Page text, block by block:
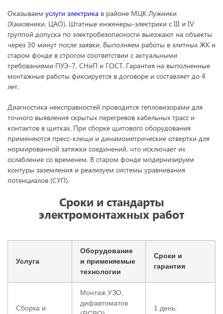
Оказываем услуги электрика в районе МЦК Лужники
(Хамовники, ЦАО). Штатные инженеры-электрики с III и IV
группой допуска по электробезопасности выезжают на объекты
через 30 минут после заявки. Выполняем работы в элитных ЖК и
старом фонде в строгом соответствии с актуальными
требованиями ПУЭ-7, СНиП и ГОСТ. Гарантия на выполненные
монтажные работы фиксируется в договоре и составляет до 4
лет.
Диагностика неисправностей проводится тепловизорами для
точного выявления скрытых перегревов кабельных трасс и
контактов в щитках. При сборке щитового оборудования
применяются пресс-клещи и динамометрические отвертки для
нормированной затяжки соединений, что исключает их
ослабление со временем. В старом фонде модернизируем
контуры заземления и реализуем системы уравнивания
потенциалов (СУП).
Сроки и стандарты
электромонтажных работ
Услуга
Оборудование
и применяемые
технологии
Сроки и
гарантия
Сборка и
Монтаж УЗО,
дифавтоматов
1 день.